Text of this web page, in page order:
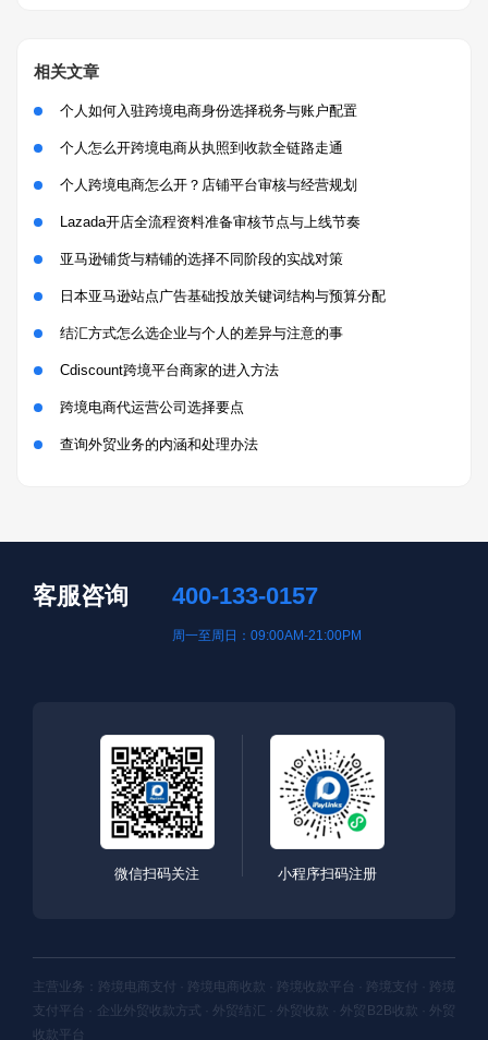
相关文章
个人如何入驻跨境电商身份选择税务与账户配置
个人怎么开跨境电商从执照到收款全链路走通
个人跨境电商怎么开？店铺平台审核与经营规划
Lazada开店全流程资料准备审核节点与上线节奏
亚马逊铺货与精铺的选择不同阶段的实战对策
日本亚马逊站点广告基础投放关键词结构与预算分配
结汇方式怎么选企业与个人的差异与注意的事
Cdiscount跨境平台商家的进入方法
跨境电商代运营公司选择要点
查询外贸业务的内涵和处理办法
客服咨询 400-133-0157
周一至周日：09:00AM-21:00PM
微信扫码关注 小程序扫码注册
主营业务：跨境电商支付 · 跨境电商收款 · 跨境收款平台 · 跨境支付 · 跨境
支付平台 · 企业外贸收款方式 · 外贸结汇 · 外贸收款 · 外贸B2B收款 · 外贸
收款平台